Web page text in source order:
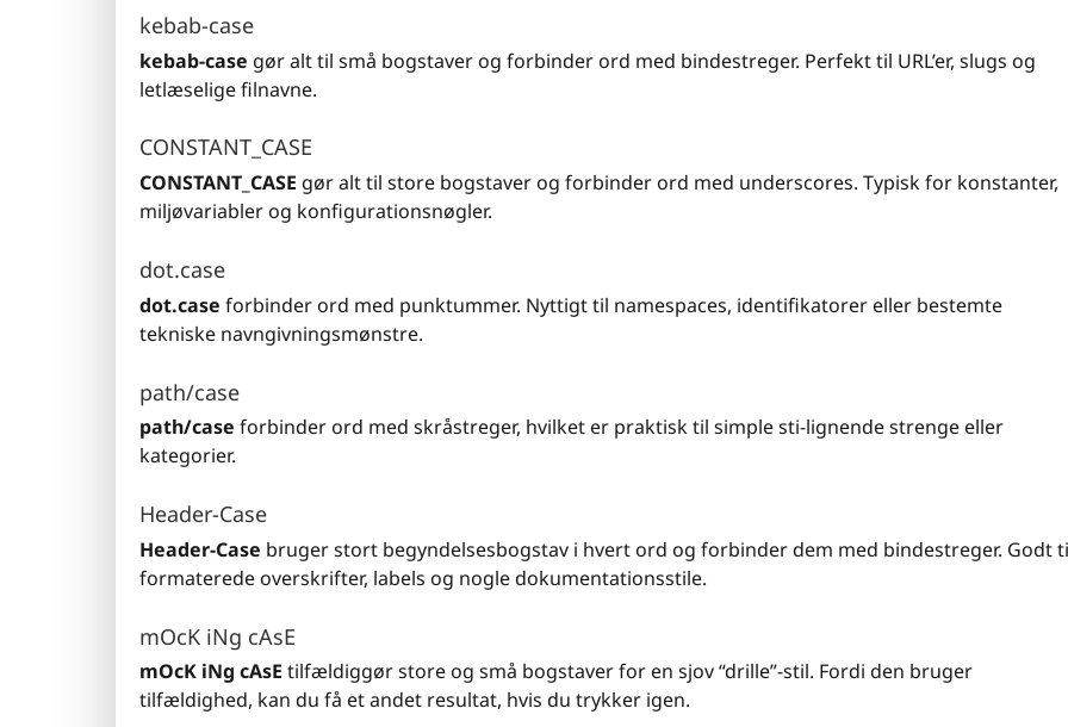
kebab-case
kebab-case gør alt til små bogstaver og forbinder ord med bindestreger. Perfekt til URL’er, slugs og
letlæselige filnavne.
CONSTANT_CASE
CONSTANT_CASE gør alt til store bogstaver og forbinder ord med underscores. Typisk for konstanter,
miljøvariabler og konfigurationsnøgler.
dot.case
dot.case forbinder ord med punktummer. Nyttigt til namespaces, identifikatorer eller bestemte
tekniske navngivningsmønstre.
path/case
path/case forbinder ord med skråstreger, hvilket er praktisk til simple sti-lignende strenge eller
kategorier.
Header-Case
Header-Case bruger stort begyndelsesbogstav i hvert ord og forbinder dem med bindestreger. Godt
formaterede overskrifter, labels og nogle dokumentationsstile.
mOcK iNg cAsE
mOcK iNg cAsE tilfældiggør store og små bogstaver for en sjov “drille”-stil. Fordi den bruger
tilfældighed, kan du få et andet resultat, hvis du trykker igen.